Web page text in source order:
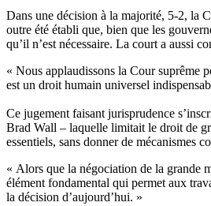
Dans une décision à la majorité, 5-2, la
outre été établi que, bien que les
qu’il n’est nécessaire. La court a aussi
« Nous applaudissons la Cour suprême
est un droit humain universel
Ce jugement faisant jurisprudence
Brad Wall – laquelle limitait le droit de
essentiels, sans donner de mécanismes
« Alors que la négociation de la grande
élément fondamental qui permet aux
la décision d’aujourd’hui. »